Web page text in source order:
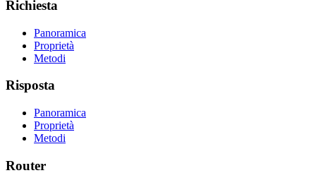
Richiesta
Panoramica
Proprietà
Metodi
Risposta
Panoramica
Proprietà
Metodi
Router